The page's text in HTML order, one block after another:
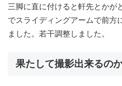
三脚に直に付けると軒先とかが
でスライディングアームで前方
ました。若干調整しました。
果たして撮影出来るの